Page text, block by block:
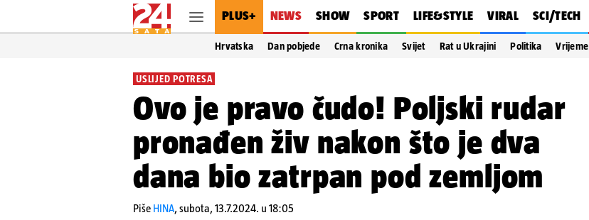
PLUS+ NEWS SHOW SPORT LIFE&STYLE VIRAL SCI/TECH
Hrvatska Dan pobjede Crna kronika Svijet Rat u Ukrajini Politika Vrijeme
USLIJED POTRESA
Ovo je pravo čudo! Poljski rudar
pronađen živ nakon što je dva
dana bio zatrpan pod zemljom
Piše HINA,subota, 13.7.2024. u 18:05